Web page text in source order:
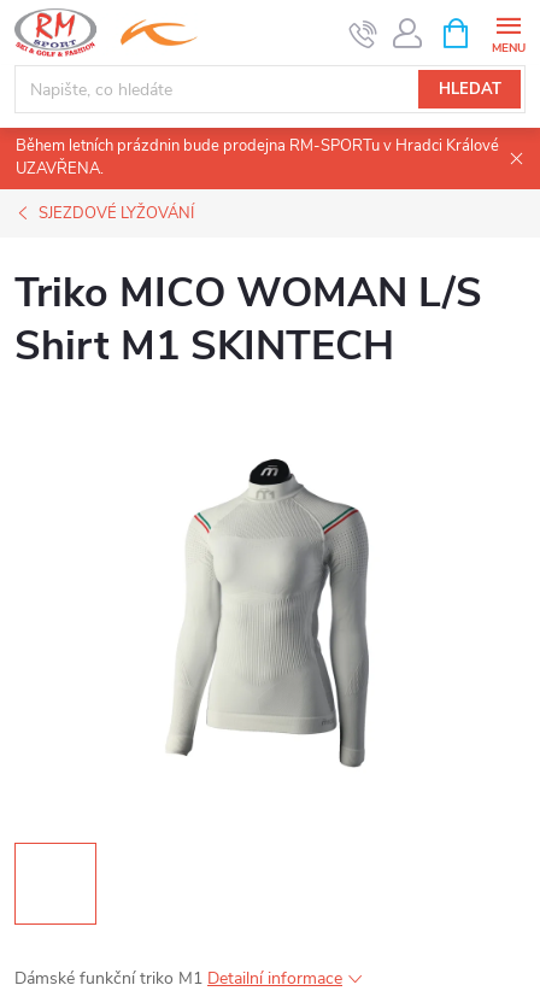
Přejít
na
obsah
HLEDAT
NÁKUPNÍ
KOŠÍK
Během letních prázdnin bude prodejna RM-SPORTu v Hradci Králové
UZAVŘENA.
SJEZDOVÉ LYŽOVÁNÍ
Triko MICO WOMAN L/S
Shirt M1 SKINTECH
Dámské funkční triko M1 Detailní informace